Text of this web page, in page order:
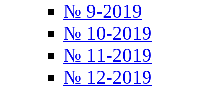
№ 9-2019
№ 10-2019
№ 11-2019
№ 12-2019